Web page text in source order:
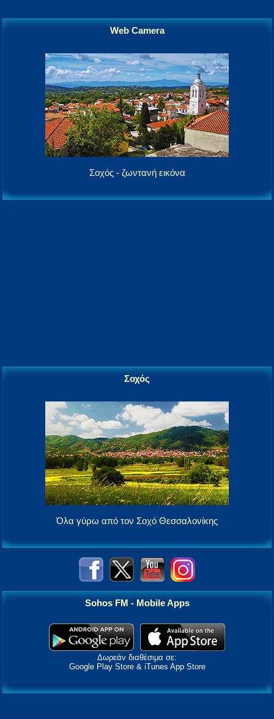
Web Camera
Σοχός - ζωντανή εικόνα
Σοχός
Όλα γύρω από τον Σοχό Θεσσαλονίκης
Sohos FM - Mobile Apps
Δωρεάν διαθέσιμα σε:
Google Play Store & iTunes App Store